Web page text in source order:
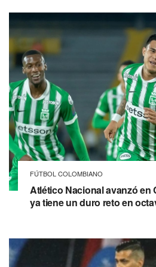
FÚTBOL COLOMBIANO
Atlético Nacional avanzó en
ya tiene un duro reto en